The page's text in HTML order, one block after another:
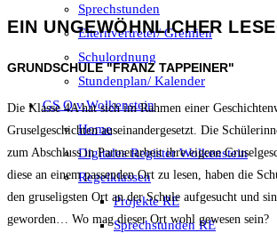
Sprechstunden
Elternvertreter/ Gremien
Schulordnung
Stundenplan/ Kalender
GS O.v.Wolkenstein
Home
Digitales Register Wolkenstein
Regelklassen
Projekte RE
Sprechstunden RE
EIN UNGEWÖHNLICHER
GRUNDSCHULE "FRANZ TAPPEINER"
Die Klasse 4A hat sich im Rahmen einer
Gruselgeschichten auseinandergesetzt. Die
zum Abschluss in Partnerarbeit ihre eigene
diese an einem passenden Ort zu lesen, haben die
den gruseligsten Ort an der Schule aufgesucht und
geworden… Wo mag dieser Ort wohl gewesen sein?